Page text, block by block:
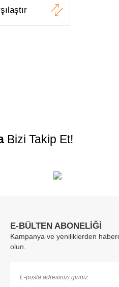
Bizi Takip Et!
E-BÜLTEN ABONELİĞİ
Kampanya ve yeniliklerden
olun.